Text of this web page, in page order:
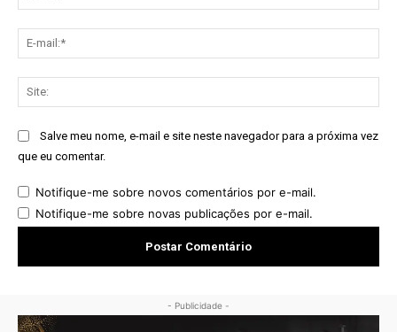
Salve meu nome, e-mail e site neste navegador para a próxima vez
que eu comentar.
Notifique-me sobre novos comentários por e-mail.
Notifique-me sobre novas publicações por e-mail.
- Publicidade -